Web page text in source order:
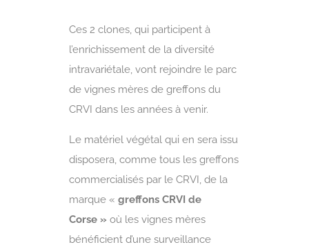
Ces 2 clones, qui participent à
l’enrichissement de la diversité
intravariétale, vont rejoindre le parc
de vignes mères de greffons du
CRVI dans les années à venir.
Le matériel végétal qui en sera issu
disposera, comme tous les greffons
commercialisés par le CRVI, de la
marque « greffons CRVI de
Corse » où les vignes mères
bénéficient d’une surveillance